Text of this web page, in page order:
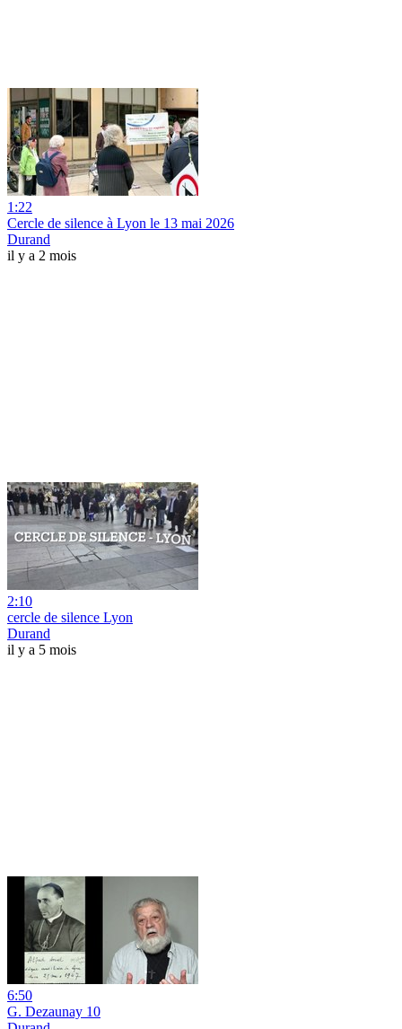
1:22
Cercle de silence à Lyon le 13 mai 2026
Durand
il y a 2 mois
2:10
cercle de silence Lyon
Durand
il y a 5 mois
6:50
G. Dezaunay 10